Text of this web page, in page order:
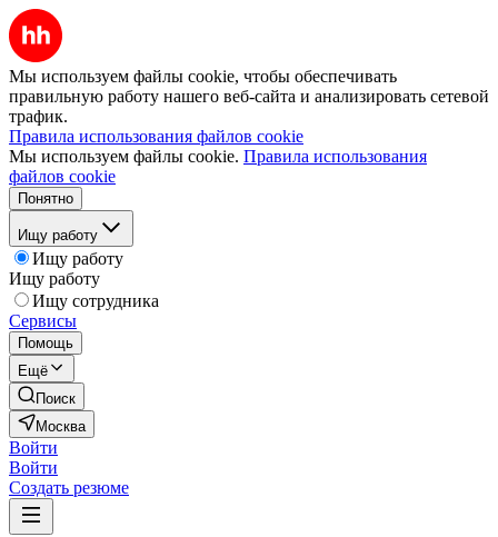
Мы используем файлы cookie, чтобы обеспечивать
правильную работу нашего веб-сайта и анализировать сетевой
трафик.
Правила использования файлов cookie
Мы используем файлы cookie. Правила использования
файлов cookie
Понятно
Ищу работу
Ищу работу
Ищу работу
Ищу сотрудника
Сервисы
Помощь
Ещё
Поиск
Москва
Войти
Войти
Создать резюме